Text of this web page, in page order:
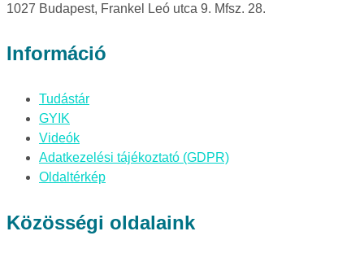
1027 Budapest, Frankel Leó utca 9. Mfsz. 28.
Információ
Tudástár
GYIK
Videók
Adatkezelési tájékoztató (GDPR)
Oldaltérkép
Közösségi oldalaink